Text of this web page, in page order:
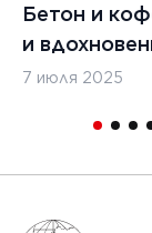
Бетон и
и
7 июля 2025